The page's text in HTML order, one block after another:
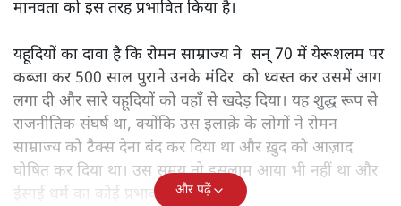
मानवता को इस तरह प्रभावित किया है।
यहूदियों का दावा है कि रोमन साम्राज्य ने सन् 70 में येरूशलम पर
कब्जा कर 500 साल पुराने उनके मंदिर को ध्वस्त कर उसमें आग
लगा दी और सारे यहूदियों को वहाँ से खदेड़ दिया। यह शुद्ध रूप से
राजनीतिक संघर्ष था, क्योंकि उस इलाक़े के लोगों ने रोमन
साम्राज्य को टैक्स देना बंद कर दिया था और ख़ुद को आज़ाद
घोषित कर दिया था। उस समय तो इसलाम आया भी नहीं था और
ईसाई धर्म का कोई प्रभाव नहीं था।
और पढ़ें